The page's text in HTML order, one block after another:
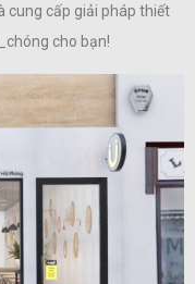
cung cấp giải pháp thiết
cho bạn!